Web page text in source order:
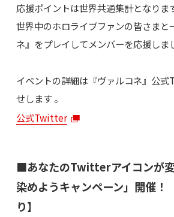
応援ポイントは世界共通集計となりま
世界中のホロライブファンの皆さまと
ネ』をプレイしてメンバーを応援しま
イベントの詳細は『ヴァルコネ』公
せします 。
公式Twitter
■あなたのTwitterアイコンが
染めようキャンペーン」開催！
り】